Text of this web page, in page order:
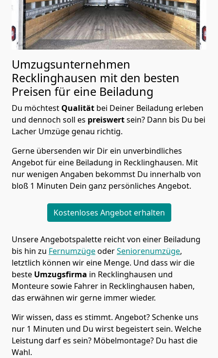
Umzugsunternehmen
Recklinghausen mit den besten
Preisen für eine Beiladung
Du möchtest Qualität bei Deiner Beiladung erleben
und dennoch soll es preiswertsein? Dann bis Du bei
Lacher Umzüge genau richtig.
Gerne übersenden wir Dir ein unverbindliches
Angebot für eine Beiladung in Recklinghausen. Mit
nur wenigen Angaben bekommst Du innerhalb von
bloß 1 Minuten Dein ganz persönliches Angebot.
Kostenloses Angebot erhalten
Unsere Angebotspalette reicht von einer Beiladung
bis hin zu FernumzügeoderSeniorenumzüge,
letztlich können wir eine Menge. Und dass wir die
beste Umzugsfirma in Recklinghausen und
Monteure sowie Fahrer in Recklinghausen haben,
das erwähnen wir gerne immer wieder.
Wir wissen, dass es stimmt. Angebot? Schenke uns
nur 1 Minuten und Du wirst begeistert sein. Welche
Leistung darf es sein? Möbelmontage? Du hast die
Wahl.